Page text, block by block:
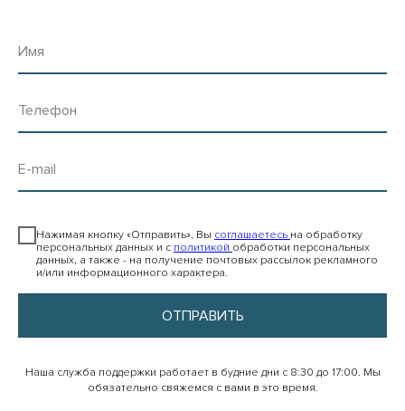
Имя
Телефон
E-mail
Нажимая кнопку «Отправить», Вы соглашаетесь на обработку
персональных данных и с политикой обработки персональных
данных, а также - на получение почтовых рассылок рекламного
и/или информационного характера.
ОТПРАВИТЬ
Наша служба поддержки работает в будние дни с 8:30 до 17:00. Мы
обязательно свяжемся с вами в это время.